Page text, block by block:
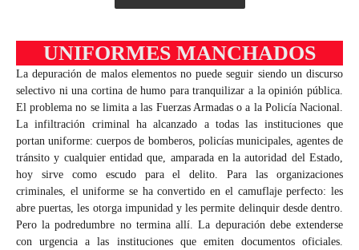
UNIFORMES MANCHADOS
La depuración de malos elementos no puede seguir siendo un discurso
selectivo ni una cortina de humo para tranquilizar a la opinión pública.
El problema no se limita a las Fuerzas Armadas o a la Policía Nacional.
La infiltración criminal ha alcanzado a todas las instituciones que
portan uniforme: cuerpos de bomberos, policías municipales, agentes de
tránsito y cualquier entidad que, amparada en la autoridad del Estado,
hoy sirve como escudo para el delito. Para las organizaciones
criminales, el uniforme se ha convertido en el camuflaje perfecto: les
abre puertas, les otorga impunidad y les permite delinquir desde dentro.
Pero la podredumbre no termina allí. La depuración debe extenderse
con urgencia a las instituciones que emiten documentos oficiales.